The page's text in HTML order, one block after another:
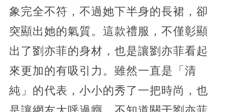
象完全不符，不過她下半身的長裙，卻
突顯出她的氣質。這款禮服，不僅彰顯
出了劉亦菲的身材，也是讓劉亦菲看起
來更加的有吸引力。雖然一直是「清
純」的代表，小小的秀了一把時尚，也